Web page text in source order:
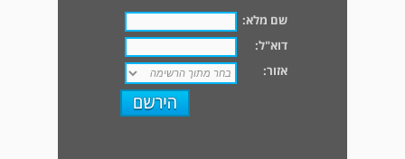
שם מלא:
דוא"ל:
אזור: